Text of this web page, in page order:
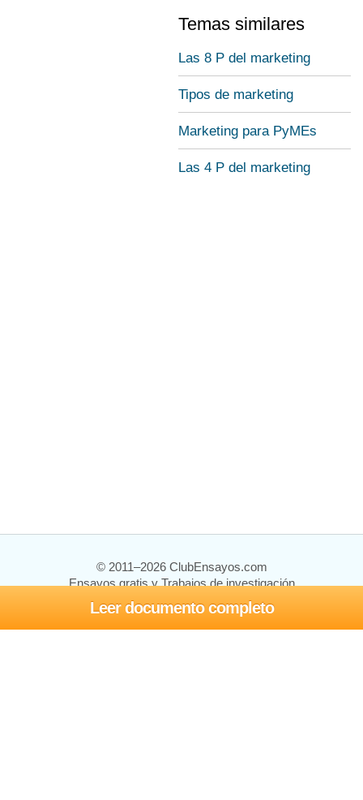
Leer documento completo
Temas similares
Las 8 P del marketing
Tipos de marketing
Marketing para PyMEs
Las 4 P del marketing
© 2011–2026 ClubEnsayos.com
Ensayos gratis y Trabajos de investigación